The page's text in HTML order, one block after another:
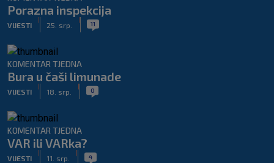
Porazna inspekcija
VIJESTI 25. srp. 11
KOMENTAR TJEDNA
Bura u čaši limunade
VIJESTI 18. srp. 0
KOMENTAR TJEDNA
VAR ili VARka?
VIJESTI 11. srp. 4